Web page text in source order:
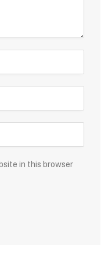
in this browser